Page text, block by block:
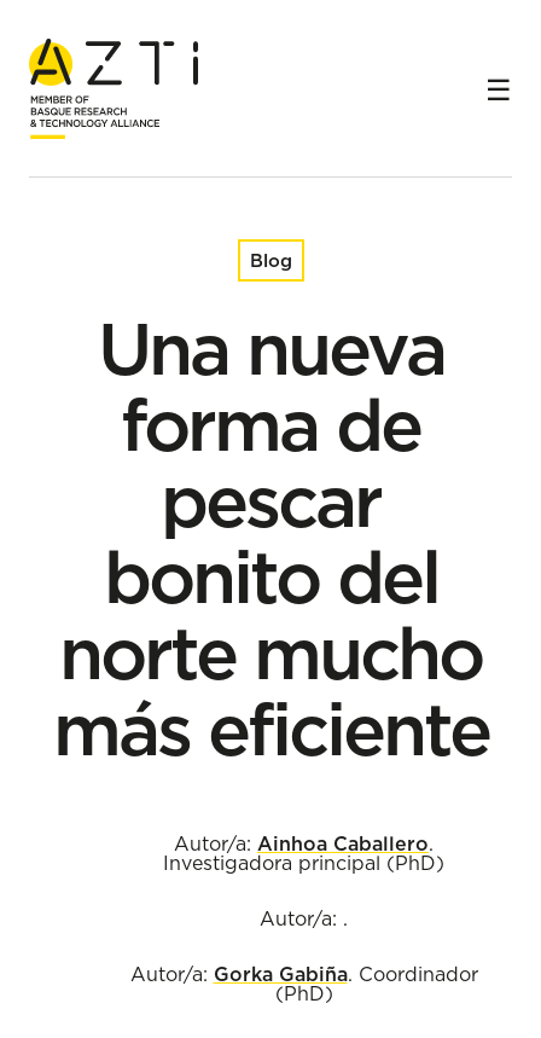
Inicio
Blog
Una nueva forma de pescar bonito del norte mucho más
eficiente
Blog
Una nueva
forma de
pescar
bonito del
norte mucho
más eficiente
Autor/a: Ainhoa Caballero.
Investigadora principal (PhD)
Autor/a: .
Autor/a: Gorka Gabiña. Coordinador
(PhD)